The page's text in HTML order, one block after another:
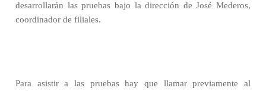
desarrollarán las pruebas bajo la dirección de José Mederos,
coordinador de filiales.
Para asistir a las pruebas hay que llamar previamente al